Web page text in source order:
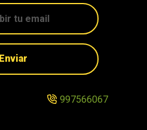
Enviar
997566067